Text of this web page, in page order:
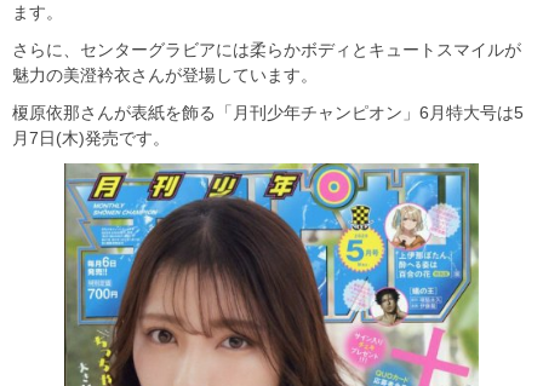
ます。
さらに、センターグラビアには柔らかボディとキュートスマイルが
魅力の美澄衿衣さんが登場しています。
榎原依那さんが表紙を飾る「月刊少年チャンピオン」6月特大号は5
月7日(木)発売です。